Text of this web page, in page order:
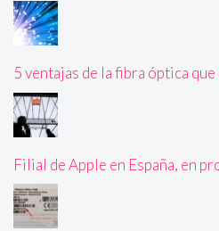
5 ventajas de la fibra óptica
Filial de Apple en España, en